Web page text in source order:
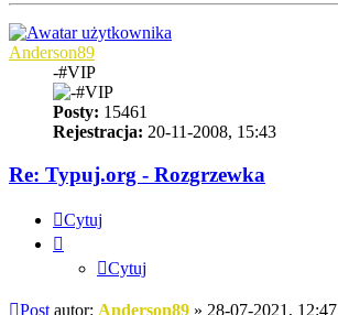
Anderson89
-#VIP
Posty: 15461
Rejestracja: 20-11-2008, 15:43
Re: Typuj.org - Rozgrzewka
Cytuj
Cytuj
Post autor: Anderson89 » 28-07-2021, 12:47